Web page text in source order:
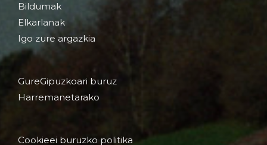
Bildumak
Elkarlanak
Igo zure argazkia
GureGipuzkoari buruz
Harremanetarako
Cookieei buruzko politika